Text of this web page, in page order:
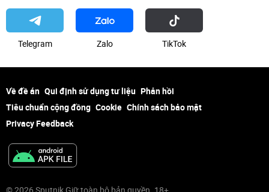
Telegram Zalo ТikТоk
Về đề án Qui định sử dụng tư liệu Phản hồi
Tiêu chuẩn cộng đồng Cookie Chính sách bảo mật
Privacy Feedback